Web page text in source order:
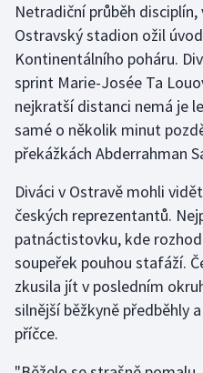
Gymnastika
Házená
Jezdectví
Krasobruslení
Lezení
Lyže a snowboard
Netradiční průběh
Ostravský stadion ožil
Kontinentálního poháru.
sprint Marie-Josée Ta
nejkratší distanci nemá je
samé o několik minut
překážkách Abderrahman
Diváci v Ostravě mohli
českých reprezentantů.
patnáctistovku, kde
soupeřek pouhou stafáží.
zkusila jít v posledním
silnější běžkyně předběhly
příčce.